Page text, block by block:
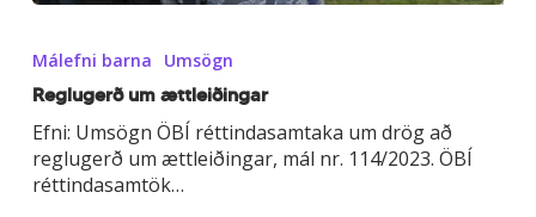
ættleiðingar
Málefni barna Umsögn
Reglugerð um ættleiðingar
Efni: Umsögn ÖBÍ réttindasamtaka um drög að
reglugerð um ættleiðingar, mál nr. 114/2023. ÖBÍ
réttindasamtök…